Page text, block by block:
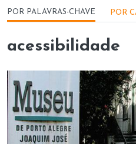
Menu - Locações
POR
POR PALAVRAS-CHAVE
acessibilidade